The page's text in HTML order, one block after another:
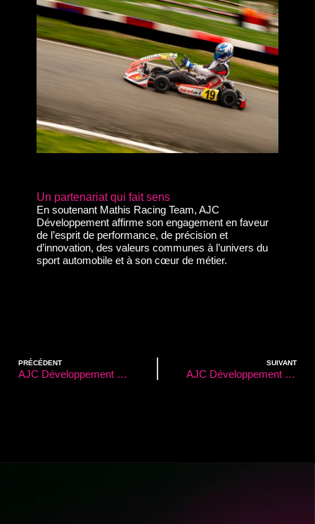
Un partenariat qui fait sens
En soutenant Mathis Racing Team, AJC
Développement affirme son engagement en faveur
de l’esprit de performance, de précision et
d’innovation, des valeurs communes à l’univers du
sport automobile et à son cœur de métier.
PRÉCÉDENT
AJC Développement partenaire de Yohann Leroux et la Rider Yoyo Family
SUIVANT
AJC Développement partenaire des Dogs de Cholet